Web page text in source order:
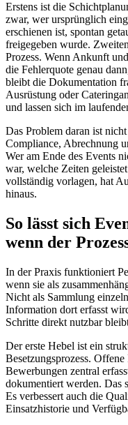
Erstens ist die
zwar, wer ursprünglich
erschienen ist, spontan
freigegeben wurde.
Prozess. Wenn Ankunft
die Fehlerquote genau
bleibt die Dokumentation
Ausrüstung oder
und lassen sich im
Das Problem daran ist
Compliance, Abrechnung
Wer am Ende des Events
war, welche Zeiten
vollständig vorlagen, hat
hinaus.
So lässt sich
wenn der
In der Praxis funktioniert
wenn sie als
Nicht als Sammlung
Information dort erfasst
Schritte direkt nutzbar
Der erste Hebel ist ein
Besetzungsprozess.
Bewerbungen zentral
dokumentiert werden. Das
Es verbessert auch die
Einsatzhistorie und